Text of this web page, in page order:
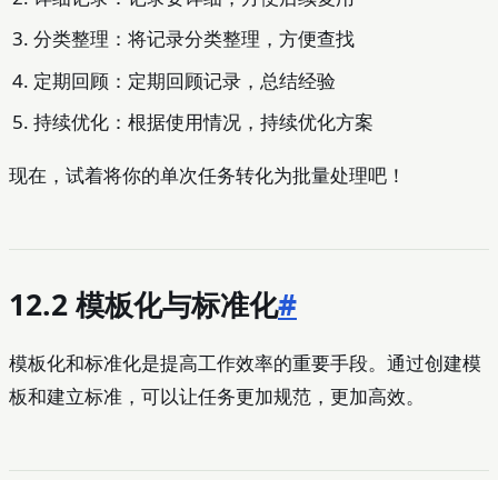
分类整理：将记录分类整理，方便查找
定期回顾：定期回顾记录，总结经验
持续优化：根据使用情况，持续优化方案
现在，试着将你的单次任务转化为批量处理吧！
12.2 模板化与标准化#
模板化和标准化是提高工作效率的重要手段。通过创建模
板和建立标准，可以让任务更加规范，更加高效。